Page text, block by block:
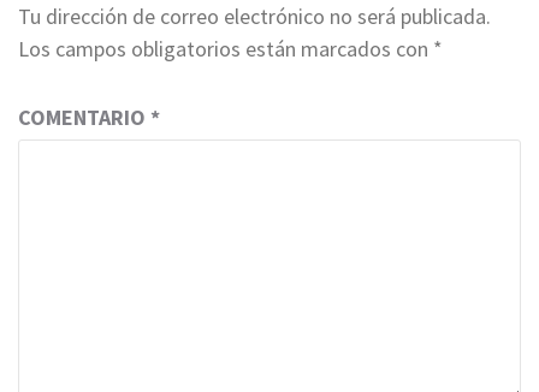
Tu dirección de correo electrónico no será publicada.
Los campos obligatorios están marcados con *
COMENTARIO *